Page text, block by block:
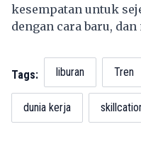
kesempatan untuk
dengan cara baru,
Tags: liburan Tren
dunia kerja